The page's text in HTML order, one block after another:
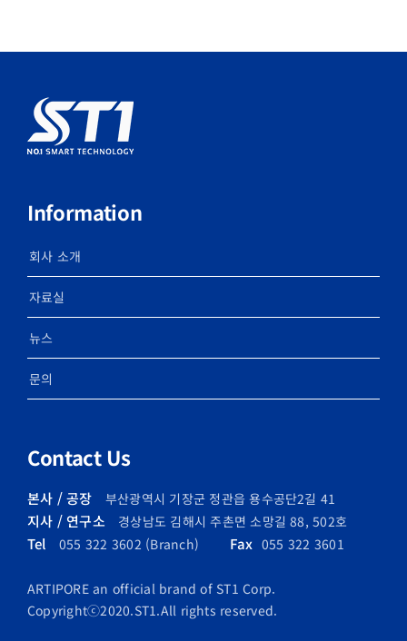
Information
회사 소개
자료실
뉴스
문의
Contact Us
본사 / 공장 부산광역시 기장군 정관읍 용수공단2길 41
지사 / 연구소 경상남도 김해시 주촌면 소망길 88, 502호
Tel 055 322 3602 (Branch) Fax 055 322 3601
ARTIPORE an official brand of ST1 Corp.
Copyrightⓒ2020.ST1.All rights reserved.